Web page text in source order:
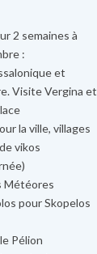
2 semaines à
:
et
Visite Vergina et
la ville, villages
vikos
Météores
pour Skopelos
Pélion